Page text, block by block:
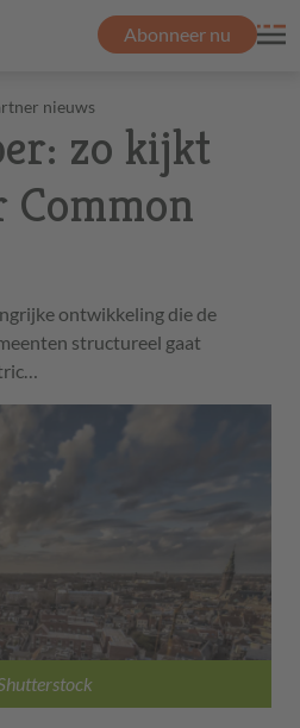
Abonneer nu
nieuws
zo kijkt
Common
ontwikkeling die de
structureel gaat